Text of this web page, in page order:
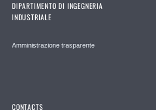
DIPARTIMENTO DI INGEGNERIA
INDUSTRIALE
Amministrazione trasparente
CONTACTS